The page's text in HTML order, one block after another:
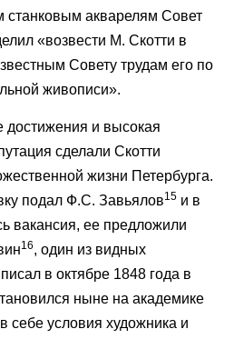
станковым акварелям Совет
«возвести М. Скотти в
Совету трудам его по
живописи».
достижения и высокая
сделали Скотти
жизни Петербурга.
подал Ф.С. Завьялов15 и в
вакансия, ее предложили
16, один из видных
в октябре 1848 года в
ныне на академике
себе условия художника и